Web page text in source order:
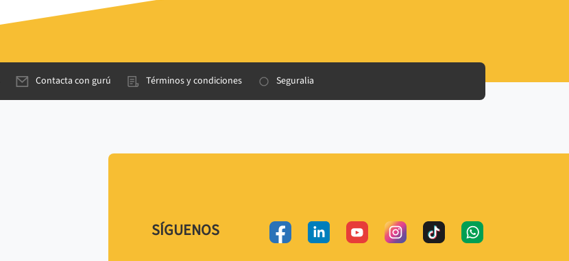
Contacta con gurú Términos y condiciones Seguralia
SÍGUENOS